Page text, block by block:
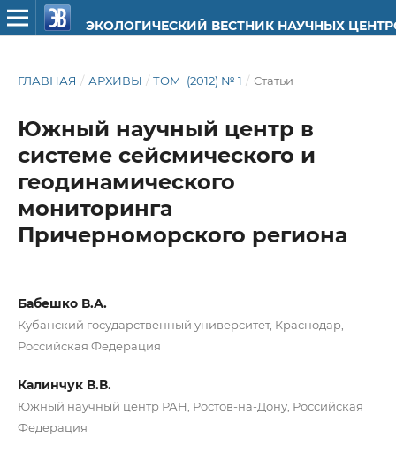
ЭКОЛОГИЧЕСКИЙ ВЕСТНИК НАУЧНЫХ
ГЛАВНАЯ / АРХИВЫ / ТОМ (2012) № 1 / Статьи
Южный научный центр в
системе сейсмичеcкого и
геодинамического
мониторинга
Причерноморского региона
Бабешко В.А.
Кубанский государственный университет, Краснодар,
Российская Федерация
Калинчук В.В.
Южный научный центр РАН, Ростов-на-Дону, Российская
Федерация